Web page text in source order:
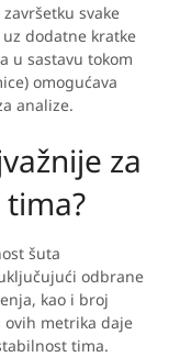
svake
dodatne kratke
u sastavu tokom
omogućava
analize.
za
šuta
odbrane
kao i broj
metrika daje
tima.